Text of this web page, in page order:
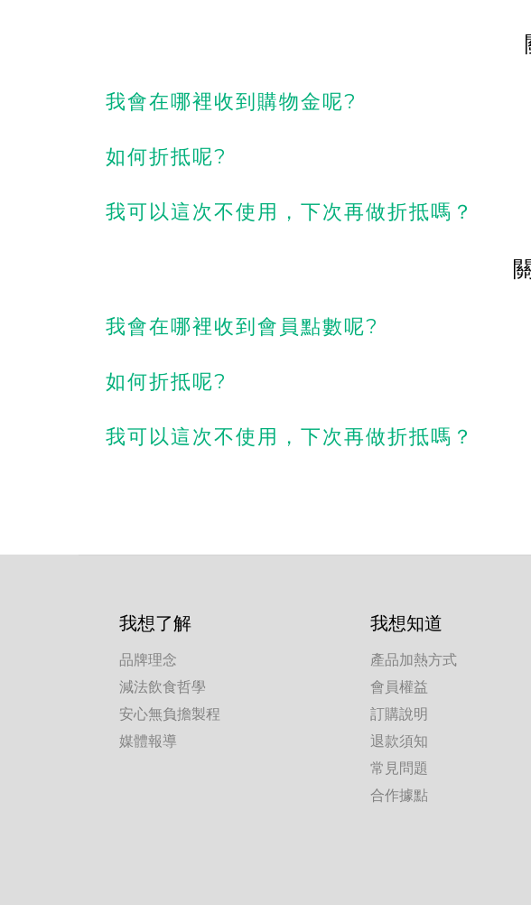
我會在哪裡收到購物金呢?
如何折抵呢?
我可以這次不使用，下次再做折抵嗎？
我會在哪裡收到會員點數呢?
如何折抵呢?
我可以這次不使用，下次再做折抵嗎？
我想了解
品牌理念
減法飲食哲學
安心無負擔製程
媒體報導
我想知道
產品加熱方式
會員權益
訂購說明
退款須知
常見問題
合作據點